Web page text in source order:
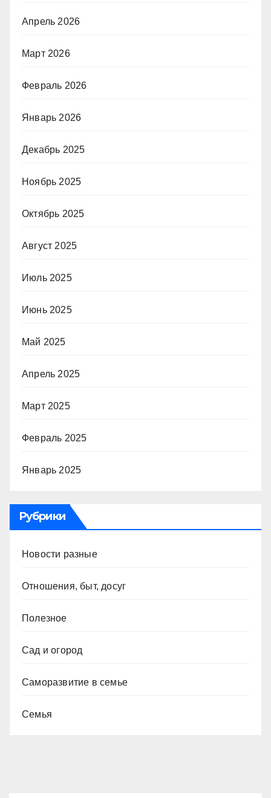
Апрель 2026
Март 2026
Февраль 2026
Январь 2026
Декабрь 2025
Ноябрь 2025
Октябрь 2025
Август 2025
Июль 2025
Июнь 2025
Май 2025
Апрель 2025
Март 2025
Февраль 2025
Январь 2025
Рубрики
Новости разные
Отношения, быт, досуг
Полезное
Сад и огород
Саморазвитие в семье
Семья